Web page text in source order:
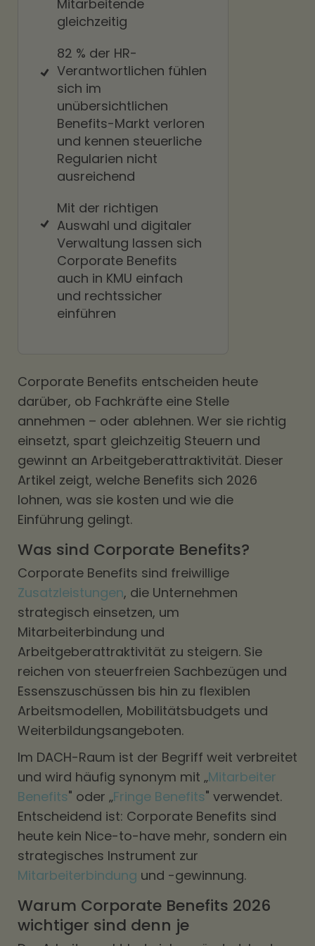
Mitarbeitende
gleichzeitig
82 % der HR-
Verantwortlichen fühlen
sich im
unübersichtlichen
Benefits-Markt verloren
und kennen steuerliche
Regularien nicht
ausreichend
Mit der richtigen
Auswahl und digitaler
Verwaltung lassen sich
Corporate Benefits
auch in KMU einfach
und rechtssicher
einführen
Corporate Benefits entscheiden heute
darüber, ob Fachkräfte eine Stelle
annehmen – oder ablehnen. Wer sie richtig
einsetzt, spart gleichzeitig Steuern und
gewinnt an Arbeitgeberattraktivität. Dieser
Artikel zeigt, welche Benefits sich 2026
lohnen, was sie kosten und wie die
Einführung gelingt.
Was sind Corporate Benefits?
Corporate Benefits sind freiwillige
Zusatzleistungen, die Unternehmen
strategisch einsetzen, um
Mitarbeiterbindung und
Arbeitgeberattraktivität zu steigern. Sie
reichen von steuerfreien Sachbezügen und
Essenszuschüssen bis hin zu flexiblen
Arbeitsmodellen, Mobilitätsbudgets und
Weiterbildungsangeboten.
Im DACH-Raum ist der Begriff weit verbreitet
und wird häufig synonym mit „Mitarbeiter
Benefits" oder „Fringe Benefits" verwendet.
Entscheidend ist: Corporate Benefits sind
heute kein Nice-to-have mehr, sondern ein
strategisches Instrument zur
Mitarbeiterbindung und -gewinnung.
Warum Corporate Benefits 2026
wichtiger sind denn je